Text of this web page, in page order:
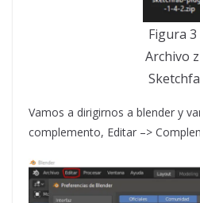
Figura 3
Archivo
Vamos a dirigirnos a blender y
complemento, Editar –>